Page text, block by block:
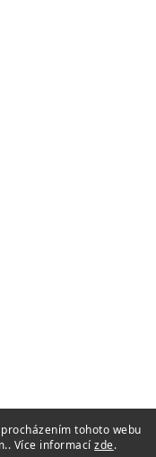
tohoto webu
Více informacízde.